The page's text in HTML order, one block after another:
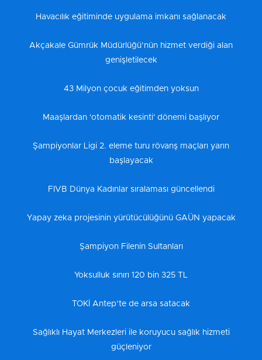
Havacılık eğitiminde uygulama imkanı sağlanacak
Akçakale Gümrük Müdürlüğü’nün hizmet verdiği alan
genişletilecek
43 Milyon çocuk eğitimden yoksun
Maaşlardan 'otomatik kesinti' dönemi başlıyor
Şampiyonlar Ligi 2. eleme turu rövanş maçları yarın
başlayacak
FIVB Dünya Kadınlar sıralaması güncellendi
Yapay zeka projesinin yürütücülüğünü GAÜN yapacak
Şampiyon Filenin Sultanları
Yoksulluk sınırı 120 bin 325 TL
TOKİ Antep’te de arsa satacak
Sağlıklı Hayat Merkezleri ile koruyucu sağlık hizmeti
güçleniyor